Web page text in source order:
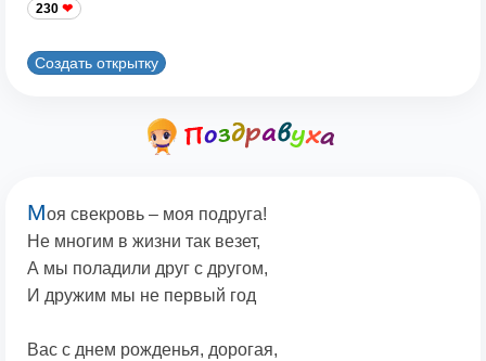
230
Создать открытку
Моя свекровь – моя подруга!
Не многим в жизни так везет,
А мы поладили друг с другом,
И дружим мы не первый год
Вас с днем рожденья, дорогая,